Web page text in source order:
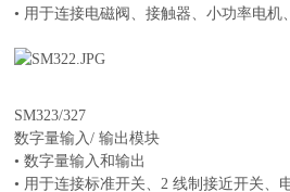
• 用于连接电磁阀、接触器、小功率电机
SM323/327
数字量输入/ 输出模块
• 数字量输入和输出
• 用于连接标准开关、2 线制接近开关、